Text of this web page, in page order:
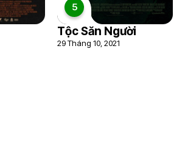
5
Tộc Săn Người
29 Tháng 10, 2021